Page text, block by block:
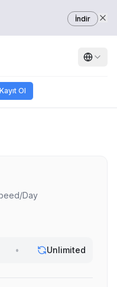
İndir
Kayıt Ol
Day
• Unlimited